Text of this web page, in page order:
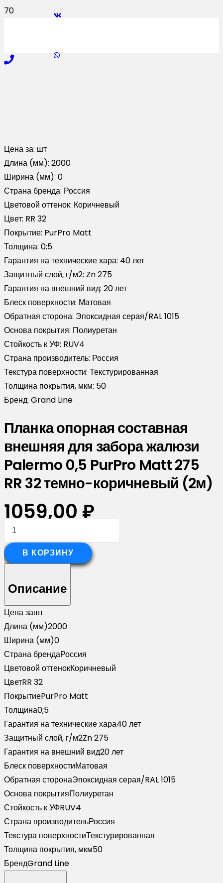
Цена за: шт
Длина (мм): 2000
Ширина (мм): 0
Страна бренда: Россия
Цветовой оттенок: Коричневый
Цвет: RR 32
Покрытие: PurPro Matt
Толщина: 0;5
Гарантия на технические хара: 40 лет
Защитный слой, г/м2: Zn 275
Гарантия на внешний вид: 20 лет
Блеск поверхности: Матовая
Обратная сторона: Эпоксидная серая/RAL 1015
Основа покрытия: Полиуретан
Стойкость к УФ: RUV4
Страна производитель: Россия
Текстура поверхности: Текстурированная
Толщина покрытия, мкм: 50
Бренд: Grand Line
Планка опорная составная
внешняя для забора жалюзи
Palermo 0,5 PurPro Matt 275
RR 32 темно-коричневый (2м)
1059,00 ₽
Количество
Планка
опорная
внешняя
для
забора
жалюзи
Palermo
0,5
PurPro
Matt
275
RR
32
темно-
коричневый
(2м)
В КОРЗИНУ
Описание
Цена зашт
Длина (мм)2000
Ширина (мм)0
Страна брендаРоссия
Цветовой оттенокКоричневый
ЦветRR 32
ПокрытиеPurPro Matt
Толщина0;5
Гарантия на технические хара40 лет
Защитный слой, г/м2Zn 275
Гарантия на внешний вид20 лет
Блеск поверхностиМатовая
Обратная сторонаЭпоксидная серая/RAL 1015
Основа покрытияПолиуретан
Стойкость к УФRUV4
Страна производительРоссия
Текстура поверхностиТекстурированная
Толщина покрытия, мкм50
БрендGrand Line